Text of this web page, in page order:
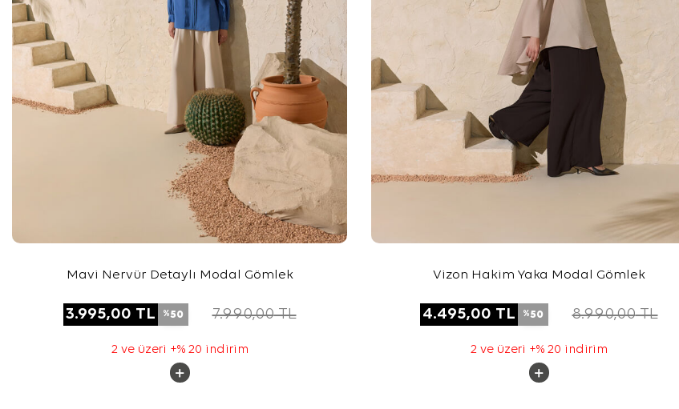
Mavi Nervür Detaylı Modal Gömlek
3.995,00 TL %50 7.990,00TL
2 ve üzeri +% 20 indirim
Vizon Hakim Yaka Modal Gömlek
4.495,00 TL %50 8.990,00TL
2 ve üzeri +% 20 indirim